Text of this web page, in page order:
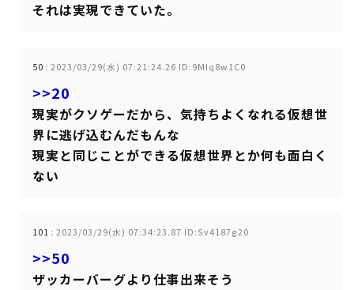
それは実現できていた。
50 : 2023/03/29(水) 07:21:24.26 ID:9MIq8w1C0
>>20
現実がクソゲーだから、気持ちよくなれる仮想世
界に逃げ込むんだもんな
現実と同じことができる仮想世界とか何も面白く
ない
101 : 2023/03/29(水) 07:34:23.87 ID:Sv4187g20
>>50
ザッカーバーグより仕事出来そう